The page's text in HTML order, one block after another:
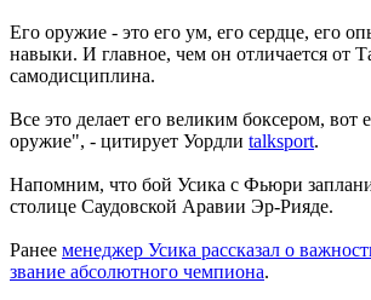
Его оружие - это его ум, его сердце, его
навыки. И главное, чем он отличается от
самодисциплина.
Все это делает его великим боксером, вот
оружие", - цитирует Уордли talksport.
Напомним, что бой Усика с Фьюри
столице Саудовской Аравии Эр-Рияде.
Ранее менеджер Усика рассказал о
звание абсолютного чемпиона.